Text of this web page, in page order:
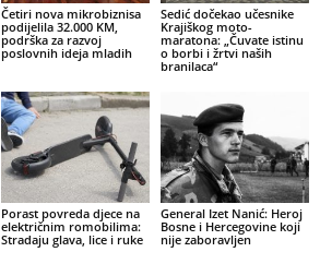
Četiri nova mikrobiznisa
podijelila 32.000 KM,
podrška za razvoj
poslovnih ideja mladih
Sedić dočekao učesnike
Krajiškog moto-
maratona: „Čuvate istinu
o borbi i žrtvi naših
branilaca“
Porast povreda djece na
električnim romobilima:
Stradaju glava, lice i ruke
General Izet Nanić: Heroj
Bosne i Hercegovine koji
nije zaboravljen